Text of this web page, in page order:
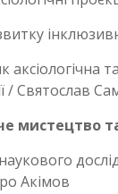
/ Святослав
мистецтво
Акімов